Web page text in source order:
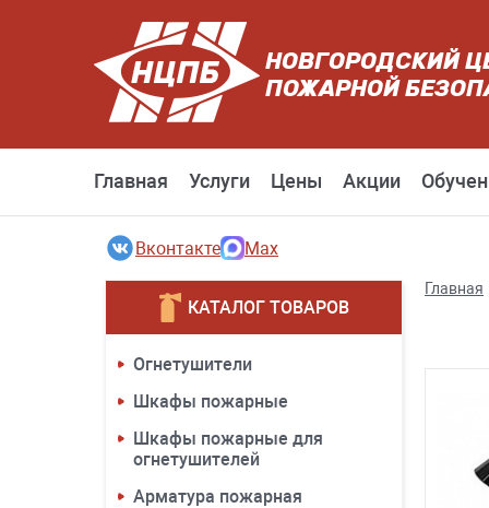
НОВГОРОДСКИЙ
ПОЖАРНОЙ
Главная Услуги Цены Акции
Вконтакте Max
КАТАЛОГ ТОВАРОВ
Огнетушители
Шкафы пожарные
Шкафы пожарные для
огнетушителей
Арматура пожарная
Главная